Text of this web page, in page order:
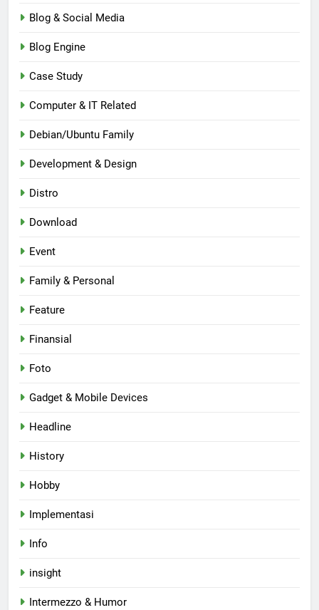
Blog & Social Media
Blog Engine
Case Study
Computer & IT Related
Debian/Ubuntu Family
Development & Design
Distro
Download
Event
Family & Personal
Feature
Finansial
Foto
Gadget & Mobile Devices
Headline
History
Hobby
Implementasi
Info
insight
Intermezzo & Humor